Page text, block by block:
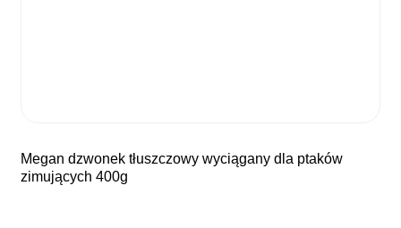
megan dzwonek tłuszczowy wyciągany dla ptaków
zimujących 400g